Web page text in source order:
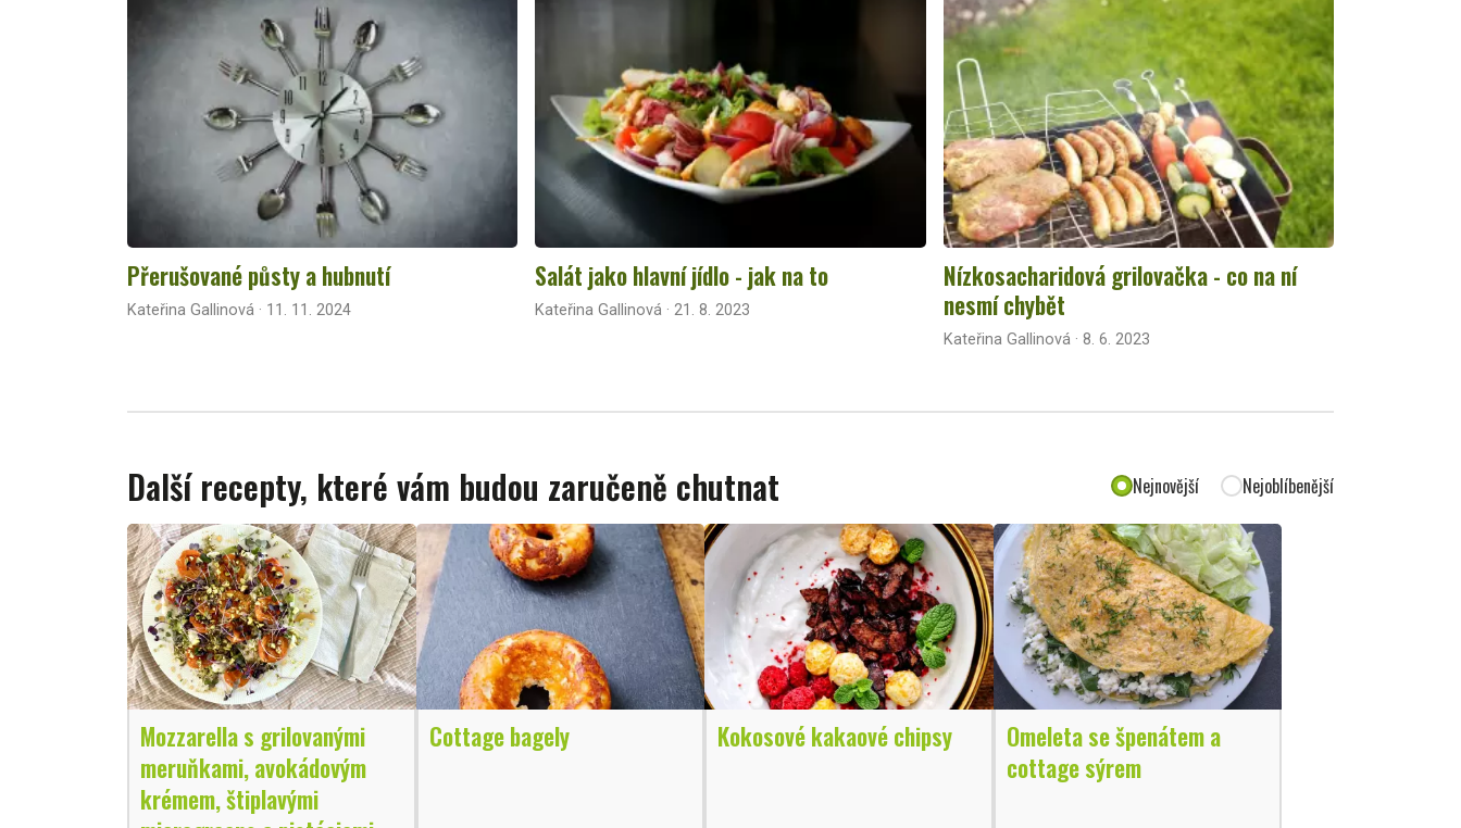
Přerušované půsty a hubnutí
Kateřina Gallinová · 11. 11. 2024
Salát jako hlavní jídlo - jak na to
Kateřina Gallinová · 21. 8. 2023
Nízkosacharidová grilovačka - co na ní
nesmí chybět
Kateřina Gallinová · 8. 6. 2023
Další recepty, které vám budou zaručeně chutnat Nejnovější Nejoblíbenější
Mozzarella s grilovanými
meruňkami, avokádovým
krémem, štiplavými
Cottage bagely Kokosové kakaové chipsy
Omeleta se špenátem a
cottage sýrem